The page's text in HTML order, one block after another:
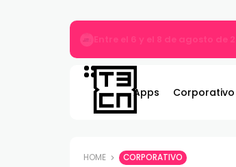
MARVEL Tōkon: Fighting
Apps Corporativo
HOME CORPORATIVO